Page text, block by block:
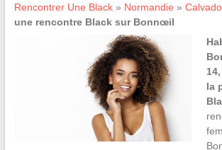
Rencontrer Une Black» Normandie »
une rencontre Black sur Bonnœil
la